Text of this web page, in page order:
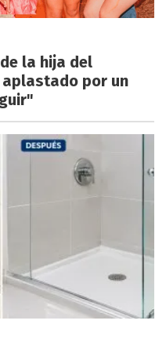
la hija del
por un